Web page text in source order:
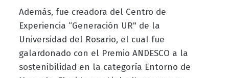
Además, fue creadora del Centro de
Experiencia “Generación UR" de la
Universidad del Rosario, el cual fue
galardonado con el Premio ANDESCO a la
sostenibilidad en la categoría Entorno de